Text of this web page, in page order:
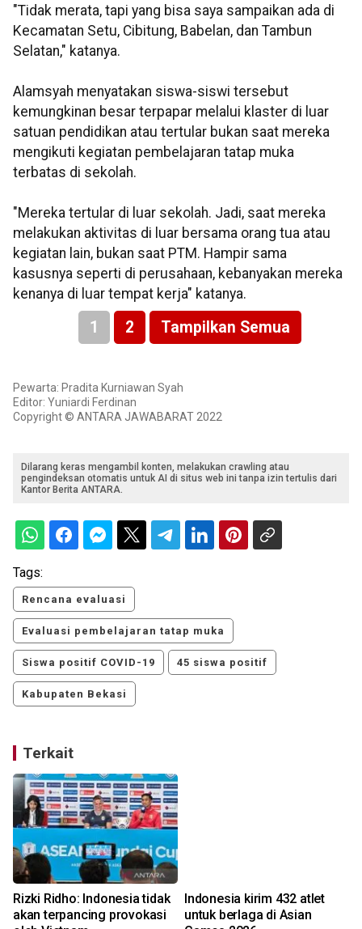
"Tidak merata, tapi yang bisa saya sampaikan ada di
Kecamatan Setu, Cibitung, Babelan, dan Tambun
Selatan," katanya.
Alamsyah menyatakan siswa-siswi tersebut
kemungkinan besar terpapar melalui klaster di luar
satuan pendidikan atau tertular bukan saat mereka
mengikuti kegiatan pembelajaran tatap muka
terbatas di sekolah.
"Mereka tertular di luar sekolah. Jadi, saat mereka
melakukan aktivitas di luar bersama orang tua atau
kegiatan lain, bukan saat PTM. Hampir sama
kasusnya seperti di perusahaan, kebanyakan mereka
kenanya di luar tempat kerja" katanya.
1 2 Tampilkan Semua
Pewarta: Pradita Kurniawan Syah
Editor: Yuniardi Ferdinan
Copyright © ANTARA JAWABARAT 2022
Dilarang keras mengambil konten, melakukan crawling atau
pengindeksan otomatis untuk AI di situs web ini tanpa izin tertulis dari
Kantor Berita ANTARA.
Tags:
Rencana evaluasi
Evaluasi pembelajaran tatap muka
Siswa positif COVID-19 45 siswa positif
Kabupaten Bekasi
Terkait
Rizki Ridho: Indonesia tidak
akan terpancing provokasi
Indonesia kirim 432 atlet
untuk berlaga di Asian